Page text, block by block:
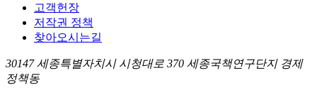
고객헌장
저작권 정책
찾아오시는길
30147 세종특별자치시 시청대로 370 세종국책연구단지 경제
정책동